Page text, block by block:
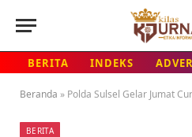
BERITA INDEKS
Beranda » Polda Sulsel Gelar Jumat
BERITA